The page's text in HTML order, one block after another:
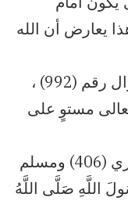
يعارض أن الله
الجواب:الحمد لله .سبق في السؤال رقم (992) ،
تعالى مستوٍ على
وورد في الحديث الذي رواه البخاري (406) ومسلم
اللَّهِ صَلَّى اللَّهُ